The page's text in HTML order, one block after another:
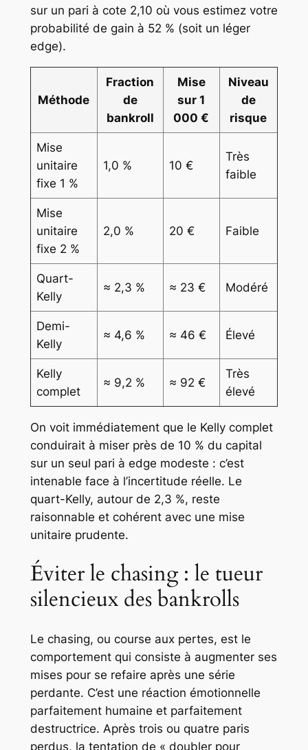
sur un pari à cote 2,10 où vous estimez votre
probabilité de gain à 52 % (soit un léger
edge).
Méthode
Fraction
de
bankroll
Mise
sur 1
000 €
Niveau
de
risque
Mise
unitaire
fixe 1 %
1,0 % 10 €
Très
faible
Mise
unitaire
fixe 2 %
2,0 % 20 € Faible
Quart-
Kelly
≈ 2,3 % ≈ 23 € Modéré
Demi-
Kelly
≈ 4,6 % ≈ 46 € Élevé
Kelly
complet
≈ 9,2 % ≈ 92 €
Très
élevé
On voit immédiatement que le Kelly complet
conduirait à miser près de 10 % du capital
sur un seul pari à edge modeste : c’est
intenable face à l’incertitude réelle. Le
quart-Kelly, autour de 2,3 %, reste
raisonnable et cohérent avec une mise
unitaire prudente.
Éviter le chasing : le tueur
silencieux des bankrolls
Le chasing, ou course aux pertes, est le
comportement qui consiste à augmenter ses
mises pour se refaire après une série
perdante. C’est une réaction émotionnelle
parfaitement humaine et parfaitement
destructrice. Après trois ou quatre paris
perdus, la tentation de « doubler pour